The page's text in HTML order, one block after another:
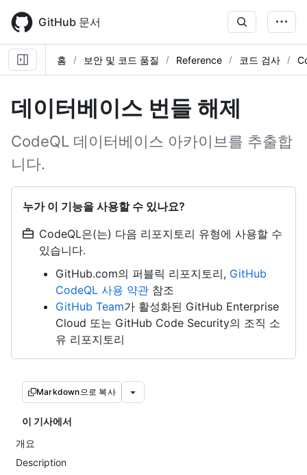
main
content
GitHub 문서
홈 보안 및 코드 품질 Reference 코드 검사
데이터베이스 번들 해제
CodeQL 데이터베이스 아카이브를 추출합
니다.
누가 이 기능을 사용할 수 있나요?
CodeQL은(는) 다음 리포지토리 유형에 사용할 수
있습니다.
GitHub.com의 퍼블릭 리포지토리, GitHub
CodeQL 사용 약관 참조
GitHub Team가 활성화된 GitHub Enterprise
Cloud 또는 GitHub Code Security의 조직 소
유 리포지토리
Markdown으로 복사
이 기사에서
개요
Description